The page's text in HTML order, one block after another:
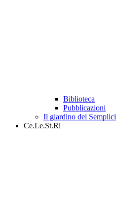
Biblioteca
Pubblicazioni
Il giardino dei Semplici
Ce.Le.St.Ri